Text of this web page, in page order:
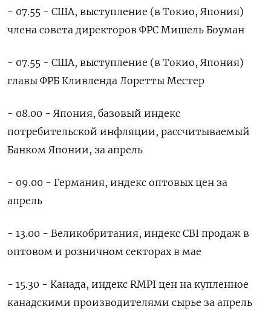
- 07.55 - США, выступление (в Токио, Япония)
члена совета директоров ФРС Мишель Боуман
- 07.55 - США, выступление (в Токио, Япония)
главы ФРБ Кливленда Лоретты Местер
- 08.00 - Япония, базовый индекс
потребительской инфляции, рассчитываемый
Банком Японии, за апрель
- 09.00 - Германия, индекс оптовых цен за
апрель
- 13.00 - Великобритания, индекс CBI продаж в
оптовом и розничном секторах в мае
- 15.30 - Канада, индекс RMPI цен на купленное
канадскими производителями сырье за апрель